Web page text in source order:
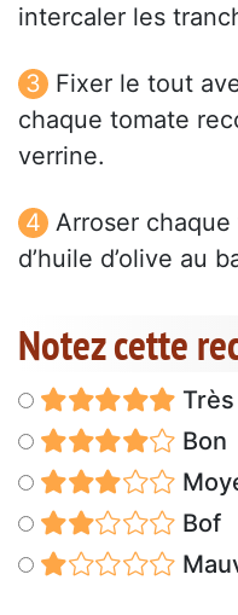
intercaler les
Fixer le tout
chaque tomate
verrine.
Arroser chaque
d’huile d’olive au
Notez cette
Bon
Bof